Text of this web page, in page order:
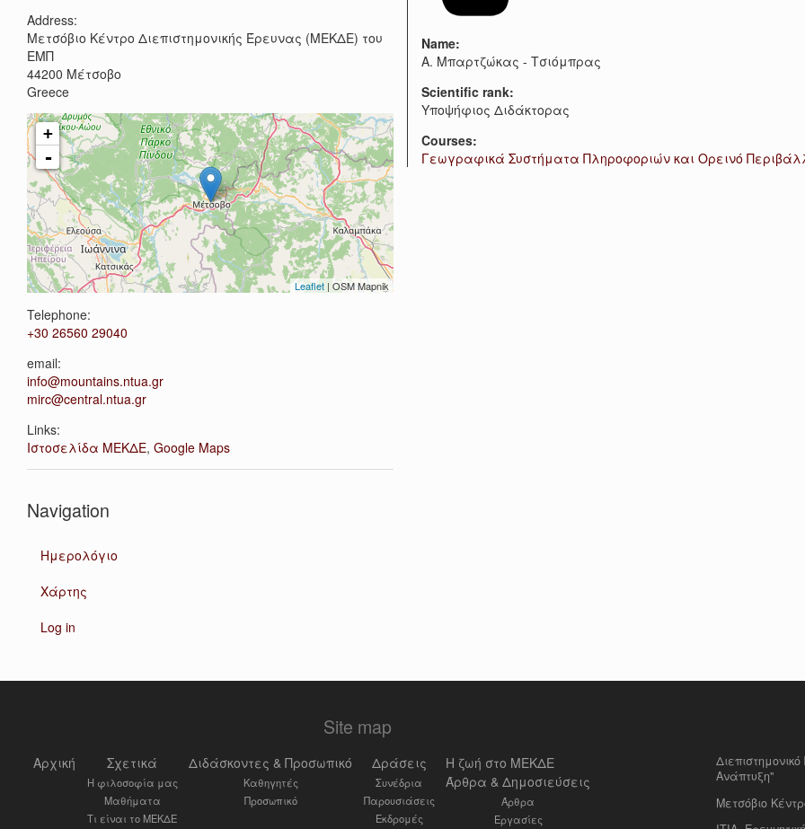
Name:
Α. Μπαρτζώκας - Τσιόμπρας
Scientific rank:
Υποψήφιος Διδάκτορας
Courses:
Γεωγραφικά Συστήματα Πληροφοριών και Ορεινό
Address:
Μετσόβιο Κέντρο Διεπιστημονικής Έρευνας (ΜΕΚΔΕ) του
ΕΜΠ
44200 Μέτσοβο
Greece
+
-
Leaflet | OSM Mapnik
Telephone:
+30 26560 29040
email:
info@mountains.ntua.gr
mirc@central.ntua.gr
Links:
Ιστοσελίδα ΜΕΚΔΕ, Google Maps
Navigation
Ημερολόγιο
Χάρτης
Log in
Site map
Αρχική Σχετικά
Η φιλοσοφία μας
Μαθήματα
Τι είναι το ΜΕΚΔΕ
Διδάσκοντες & Προσωπικό
Καθηγητές
Προσωπικό
Δράσεις
Συνέδρια
Παρουσιάσεις
Εκδρομές
Η ζωή στο ΜΕΚΔΕ
Άρθρα & Δημοσιεύσεις
Άρθρα
Εργασίες
Ανάπτυξη"
Μετσόβιο